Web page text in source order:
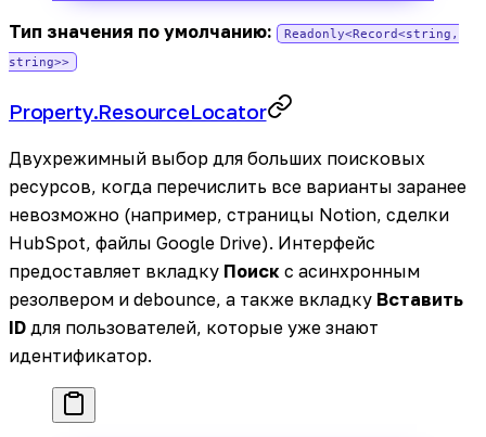
Тип значения по умолчанию:
Readonly<Record<string,
string>>
Property.ResourceLocator
Двухрежимный выбор для больших поисковых
ресурсов, когда перечислить все варианты заранее
невозможно (например, страницы Notion, сделки
HubSpot, файлы Google Drive). Интерфейс
предоставляет вкладку Поиск с асинхронным
резолвером и debounce, а также вкладку Вставить
ID для пользователей, которые уже знают
идентификатор.